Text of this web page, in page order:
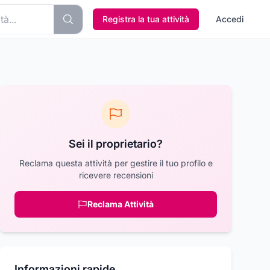
Registra la tua attività Accedi
Sei il proprietario?
Reclama questa attività per gestire il tuo profilo e
ricevere recensioni
Reclama Attività